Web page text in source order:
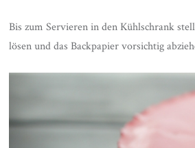
Bis zum Servieren in den Kühlschrank
lösen und das Backpapier vorsichtig